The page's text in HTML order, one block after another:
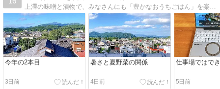
今年の2本目
3日前
暑さと夏野菜の関係
4日前
仕事場ではで
5日前